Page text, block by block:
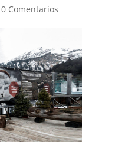
0 Comentarios